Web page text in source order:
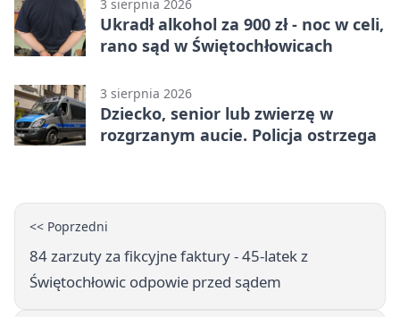
3 sierpnia 2026
Ukradł alkohol za 900 zł - noc w celi,
rano sąd w Świętochłowicach
3 sierpnia 2026
Dziecko, senior lub zwierzę w
rozgrzanym aucie. Policja ostrzega
<< Poprzedni
84 zarzuty za fikcyjne faktury - 45-latek z
Świętochłowic odpowie przed sądem